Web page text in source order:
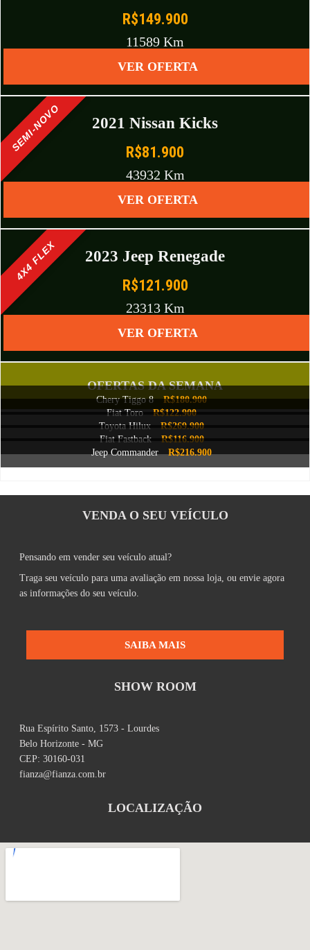
R$149.900
11589 Km
VER OFERTA
SEMI-NOVO
2021 Nissan Kicks
R$81.900
43932 Km
VER OFERTA
4X4 FLEX
2023 Jeep Renegade
R$121.900
23313 Km
VER OFERTA
OFERTAS DA SEMANA
Chery Tiggo 8
R$180.900
Fiat Toro
R$122.900
Toyota Hilux
R$269.900
Fiat Fastback
R$116.900
Jeep Commander
R$216.900
VENDA O SEU VEÍCULO
Pensando em vender seu veículo atual?
Traga seu veículo para uma avaliação em nossa loja, ou envie agora
as informações do seu veículo.
SAIBA MAIS
SHOW ROOM
Rua Espírito Santo, 1573 - Lourdes
Belo Horizonte - MG
CEP: 30160-031
fianza@fianza.com.br
LOCALIZAÇÃO